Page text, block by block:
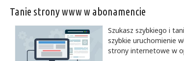
Tanie strony www w abonamencie
Szukasz szybkiego i
szybkie uruchomienie
strony internetowe w